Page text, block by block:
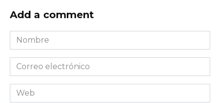
Add a comment
Nombre
*
Correo
electrónico
*Web